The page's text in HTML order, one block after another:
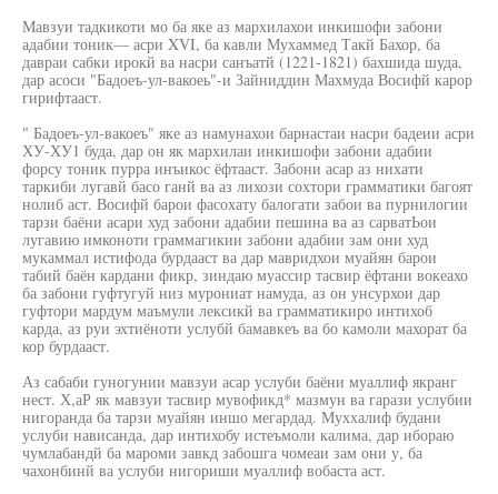
Мавзуи тадкикоти мо ба яке аз мархилахои инкишофи забони
адабии тоник— асри XVI, ба кавли Мухаммед Такй Бахор, ба
давраи сабки ирокй ва насри санъатй (1221-1821) бахшида шуда,
дар асоси "Бадоеъ-ул-вакоеь"-и Зайниддин Махмуда Восифй карор
гирифтааст.
" Бадоеъ-ул-вакоеъ" яке аз намунахои барнастаи насри бадеии асри
ХУ-ХУ1 буда, дар он як мархилаи инкишофи забони адабии
форсу тоник пурра инъикос ёфтааст. Забони асар аз нихати
таркиби лугавй басо ганй ва аз лихози сохтори грамматики багоят
нолиб аст. Восифй барои фасохату балогати забои ва пурнилогии
тарзи баёни асари худ забони адабии пешина ва аз сарватЬои
лугавию имконоти граммагикии забони адабии зам они худ
мукаммал истифода бурдааст ва дар мавридхои муайян барои
табий баён кардани фикр, зиндаю муассир тасвир ёфтани вокеахо
ба забони гуфтугуй низ мурониат намуда, аз он унсурхои дар
гуфтори мардум маъмули лексикй ва грамматикиро интихоб
карда, аз руи эхтиёноти услубй бамавкеъ ва бо камоли махорат ба
кор бурдааст.
Аз сабаби гуногунии мавзуи асар услуби баёни муаллиф якранг
нест. Х,аР як мавзуи тасвир мувофикд* мазмун ва гарази услубии
нигоранда ба тарзи муайян иншо мегардад. Муххалиф будани
услуби нависанда, дар интихобу истеъмоли калима, дар ибораю
чумлабандй ба мароми завкд забошга чомеаи зам они у, ба
чахонбинй ва услуби нигориши муаллиф вобаста аст.